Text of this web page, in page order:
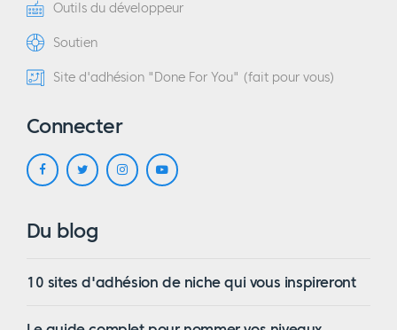
Outils du développeur
Soutien
Site d'adhésion "Done For You" (fait pour vous)
Connecter
Du blog
10 sites d'adhésion de niche qui vous inspireront